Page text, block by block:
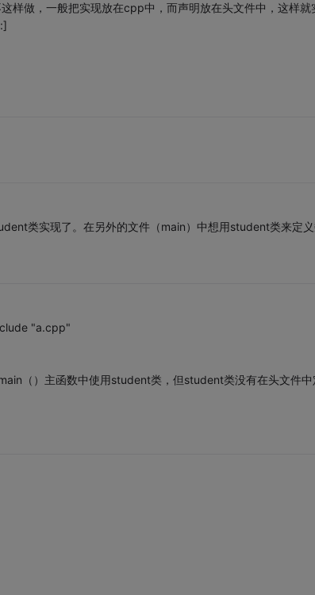
样做，一般把实现放在cpp中，而声明放在头文件中，这样就
类实现了。在另外的文件（main）中想用student类来定
"a.cpp"
（）主函数中使用student类，但student类没有在头文件中